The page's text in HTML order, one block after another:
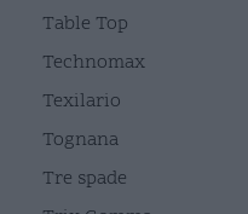
Table Top
Technomax
Texilario
Tognana
Tre spade